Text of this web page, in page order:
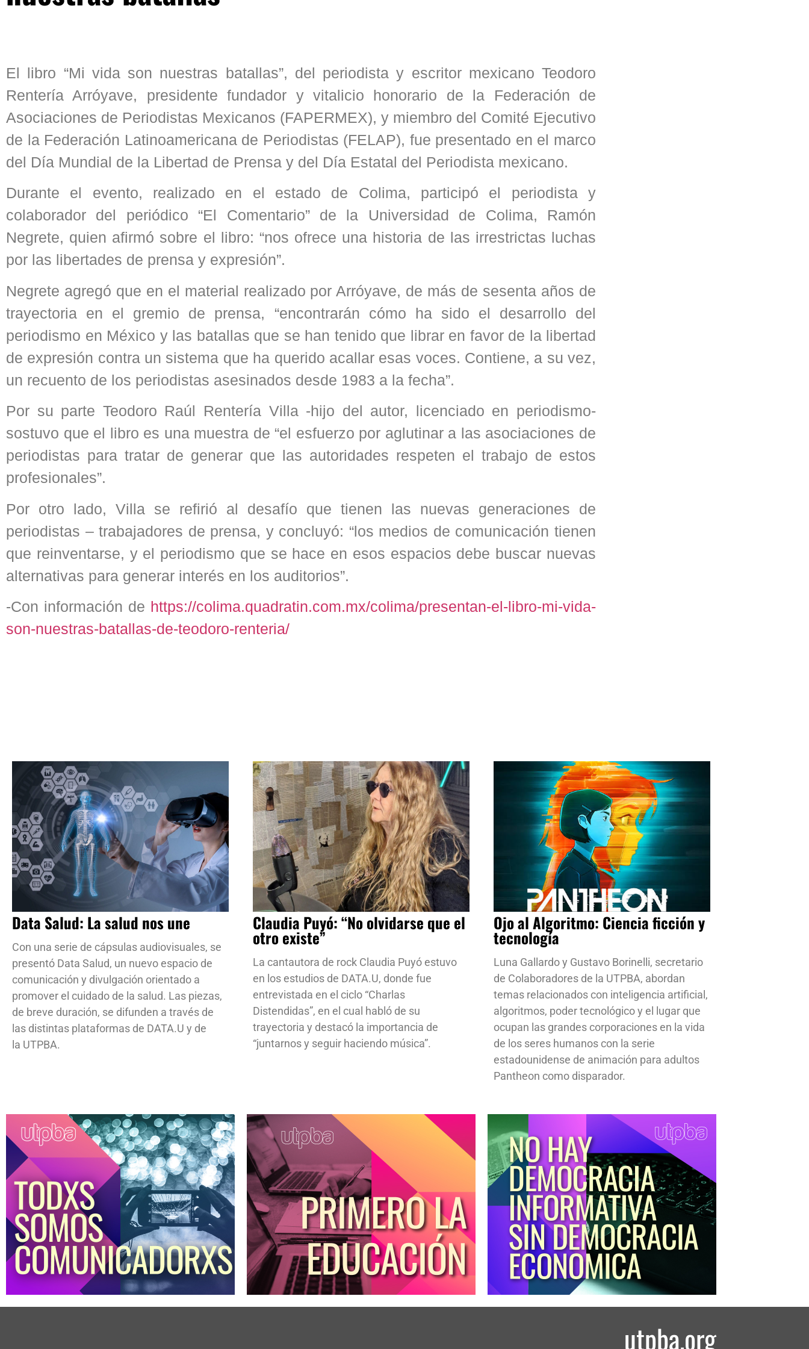
El libro “Mi vida son nuestras batallas”, del periodista y escritor mexicano Teodoro
Rentería Arróyave, presidente fundador y vitalicio honorario de la Federación de
Asociaciones de Periodistas Mexicanos (FAPERMEX), y miembro del Comité Ejecutivo
de la Federación Latinoamericana de Periodistas (FELAP), fue presentado en el marco
del Día Mundial de la Libertad de Prensa y del Día Estatal del Periodista mexicano.
Durante el evento, realizado en el estado de Colima, participó el periodista y
colaborador del periódico “El Comentario” de la Universidad de Colima, Ramón
Negrete, quien afirmó sobre el libro: “nos ofrece una historia de las irrestrictas luchas
por las libertades de prensa y expresión”.
Negrete agregó que en el material realizado por Arróyave, de más de sesenta años de
trayectoria en el gremio de prensa, “encontrarán cómo ha sido el desarrollo del
periodismo en México y las batallas que se han tenido que librar en favor de la libertad
de expresión contra un sistema que ha querido acallar esas voces. Contiene, a su vez,
un recuento de los periodistas asesinados desde 1983 a la fecha”.
Por su parte Teodoro Raúl Rentería Villa -hijo del autor, licenciado en periodismo-
sostuvo que el libro es una muestra de “el esfuerzo por aglutinar a las asociaciones de
periodistas para tratar de generar que las autoridades respeten el trabajo de estos
profesionales”.
Por otro lado, Villa se refirió al desafío que tienen las nuevas generaciones de
periodistas – trabajadores de prensa, y concluyó: “los medios de comunicación tienen
que reinventarse, y el periodismo que se hace en esos espacios debe buscar nuevas
alternativas para generar interés en los auditorios”.
-Con información de https://colima.quadratin.com.mx/colima/presentan-el-libro-mi-vida-
son-nuestras-batallas-de-teodoro-renteria/
Data Salud: La salud nos une
Con una serie de cápsulas audiovisuales, se
presentó Data Salud, un nuevo espacio de
comunicación y divulgación orientado a
promover el cuidado de la salud. Las piezas,
de breve duración, se difunden a través de
las distintas plataformas de DATA.U y de
la UTPBA.
Claudia Puyó: “No olvidarse que el
otro existe”
La cantautora de rock Claudia Puyó estuvo
en los estudios de DATA.U, donde fue
entrevistada en el ciclo “Charlas
Distendidas”, en el cual habló de su
trayectoria y destacó la importancia de
“juntarnos y seguir haciendo música”.
Ojo al Algoritmo: Ciencia ficción y
tecnología
Luna Gallardo y Gustavo Borinelli, secretario
de Colaboradores de la UTPBA, abordan
temas relacionados con inteligencia artificial,
algoritmos, poder tecnológico y el lugar que
ocupan las grandes corporaciones en la vida
de los seres humanos con la serie
estadounidense de animación para adultos
Pantheon como disparador.
utpba.org